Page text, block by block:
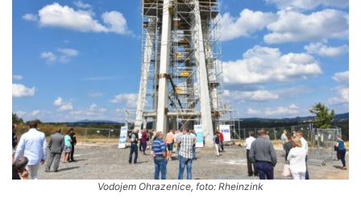
Vodojem Ohrazenice, foto: Rheinzink